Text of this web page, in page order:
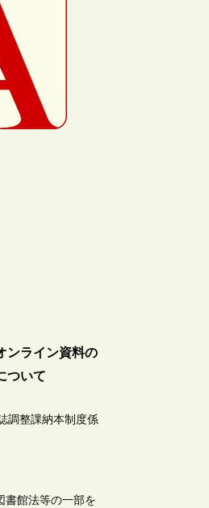
ンライン資料の
ついて
調整課納本制度係
書館法等の一部を